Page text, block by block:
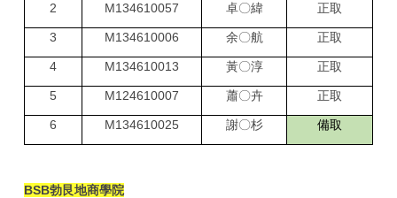
2 M134610057 卓〇緯 正取
3 M134610006 余〇航 正取
4 M134610013 黃〇淳 正取
5 M124610007 蕭〇卉 正取
6 M134610025 謝〇杉 備取
BSB勃艮地商學院